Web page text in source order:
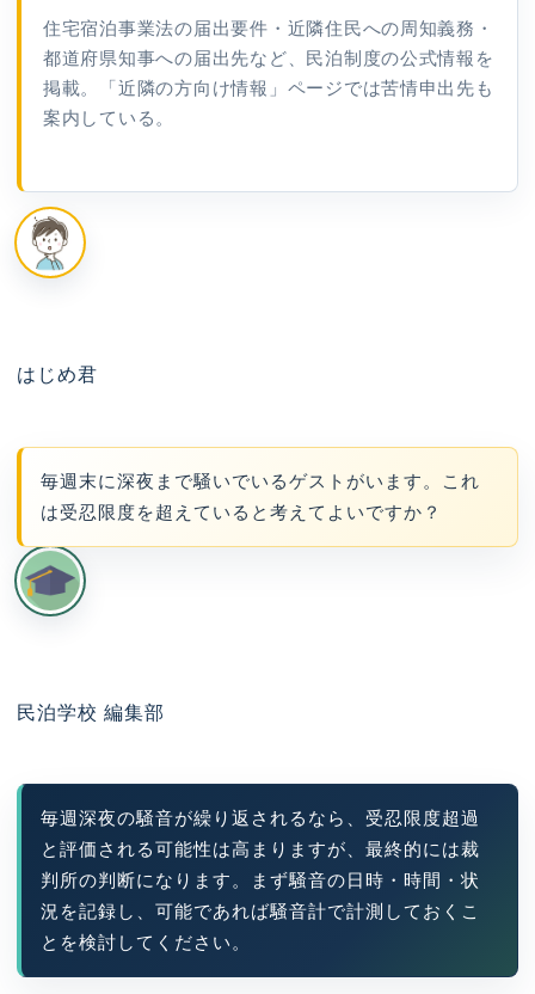
住宅宿泊事業法の届出要件・近隣住民への周知義務・
都道府県知事への届出先など、民泊制度の公式情報を
掲載。「近隣の方向け情報」ページでは苦情申出先も
案内している。
はじめ君
毎週末に深夜まで騒いでいるゲストがいます。これ
は受忍限度を超えていると考えてよいですか？
民泊学校 編集部
毎週深夜の騒音が繰り返されるなら、受忍限度超過
と評価される可能性は高まりますが、最終的には裁
判所の判断になります。まず騒音の日時・時間・状
況を記録し、可能であれば騒音計で計測しておくこ
とを検討してください。